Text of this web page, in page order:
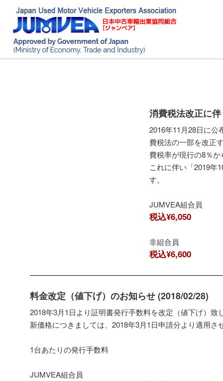
消費税法改正に
2016年11月28日に公
費税法の一部を改正
費税率が現行の8％
これに伴い「2019年
す。
JUMVEA組合員
税込¥6,050
非組合員
税込¥6,600
料金改定（値下げ）のお知らせ (2018/02/28)
2018年3月1日より証明書発行手数料を改定（値下げ）
新価格につきましては、2018年3月1日申請分より適用さ
1台あたりの発行手数料
JUMVEA組合員